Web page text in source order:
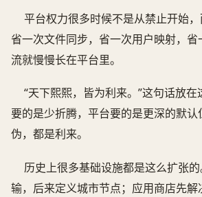
平台权力很多时候不是从禁止开始，
省一次文件同步，省一次用户映射，
流就慢慢长在平台里。
“天下熙熙，皆为利来。”这句话放
要的是少折腾，平台要的是更深的默认
伪，都是利来。
历史上很多基础设施都是这么扩张
输，后来定义城市节点；应用商店先